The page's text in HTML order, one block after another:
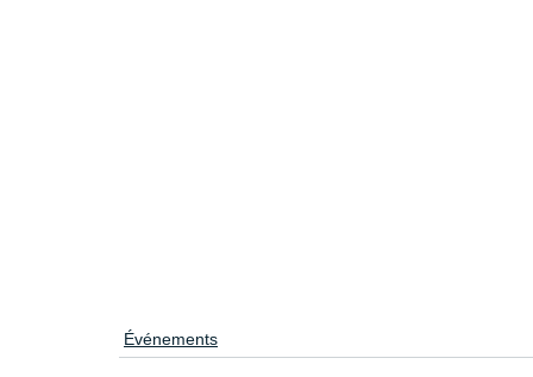
Événements